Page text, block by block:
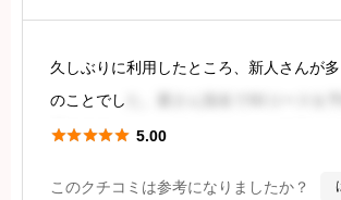
久しぶりに利用したところ、新人さんが
のことでし
通りのマンションでインターホンを押して
 5.00
このクチコミは参考になりましたか？